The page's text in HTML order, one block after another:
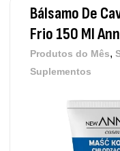
Bálsamo De
Frio 150 Ml
Produtos do Mês,
Suplementos